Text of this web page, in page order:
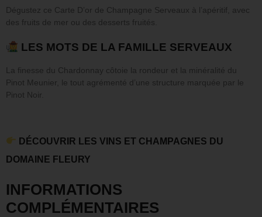
Dégustez ce Carte D’or de Champagne Serveaux à l’apéritif, avec
des fruits de mer ou des desserts fruités.
LES MOTS DE LA FAMILLE SERVEAUX
La finesse du Chardonnay côtoie la rondeur et la minéralité du
Pinot Meunier, le tout agrémenté d’une structure marquée par le
Pinot Noir.
DÉCOUVRIR LES VINS ET CHAMPAGNES DU
DOMAINE FLEURY
INFORMATIONS
COMPLÉMENTAIRES